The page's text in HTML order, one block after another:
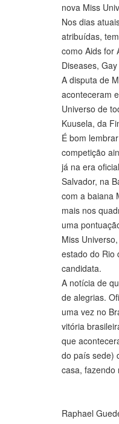
nova Miss
Nos dias
atribuídas,
como Aids for
Diseases,
A disputa de
aconteceram
Universo de
Kuusela, da
É bom
competição
já na era
Salvador, na
com a baiana
mais nos
uma
Miss
estado do Rio
candidata.
A notícia de
de alegrias.
uma vez no
vitória
que
do país sede)
casa, fazendo
Raphael